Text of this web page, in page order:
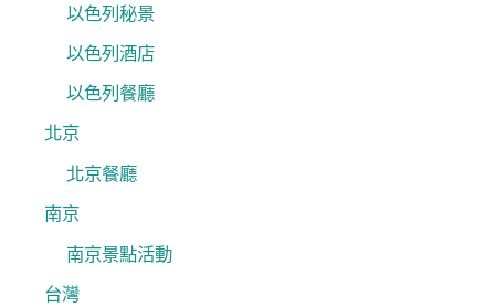
以色列秘景
以色列酒店
以色列餐廳
北京
北京餐廳
南京
南京景點活動
台灣